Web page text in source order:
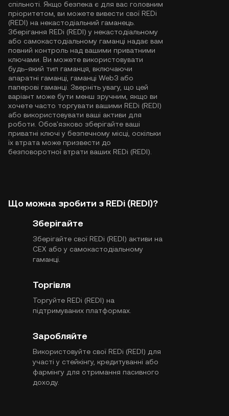
спільноті. Якщо безпека є для вас головним
пріоритетом, ви можете вивести свої REDi
(REDI) на некастодіальний гаманець.
Зберігання REDi (REDI) у некастодіальному
або самокастодіальному гаманці надає вам
повний контроль над вашими приватними
ключами. Ви можете використовувати
будь-який тип гаманця, включаючи
апаратні гаманці, гаманці Web3 або
паперові гаманці. Зверніть увагу, що цей
варіант може бути менш зручним, якщо ви
хочете часто торгувати вашими REDi (REDI)
або використовувати ваші активи для
роботи. Обов'язково зберігайте ваші
приватні ключі у безпечному місці, оскільки
їх втрата може призвести до
безповоротної втрати ваших REDi (REDI).
Що можна зробити з REDi (REDI)?
Зберігайте
Зберігайте свої REDi (REDI) активи на
CEX або у самокастодіальному
гаманці.
Торгівля
Торгуйте REDi (REDI) на
підтримуваних платформах.
Заробляйте
Використовуйте свої REDi (REDI) для
участі у стейкінгу, кредитуванні або
фармінгу для отримання пасивного
доходу.